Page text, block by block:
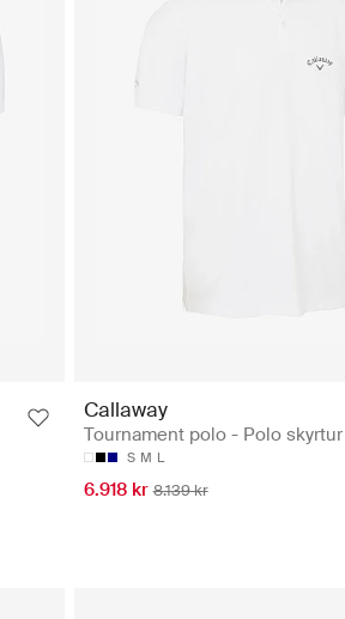
Callaway
Tournament polo - Polo skyrtur
S M L
6.918 kr 8.139 kr